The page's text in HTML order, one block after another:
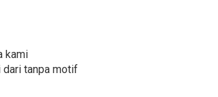
kami
dari tanpa motif